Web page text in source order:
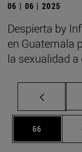
06 | 06 | 2025
Despierta by
en Guatemala
la sexualidad
Página
66